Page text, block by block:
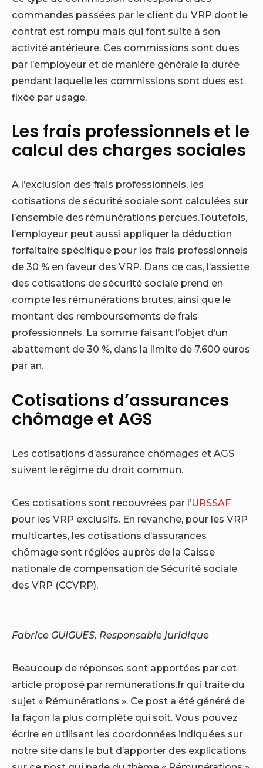
commandes passées par le client du VRP dont le
contrat est rompu mais qui font suite à son
activité antérieure. Ces commissions sont dues
par l’employeur et de manière générale la durée
pendant laquelle les commissions sont dues est
fixée par usage.
Les frais professionnels et le
calcul des charges sociales
A l’exclusion des frais professionnels, les
cotisations de sécurité sociale sont calculées sur
l’ensemble des rémunérations perçues.Toutefois,
l’employeur peut aussi appliquer la déduction
forfaitaire spécifique pour les frais professionnels
de 30 % en faveur des VRP. Dans ce cas, l’assiette
des cotisations de sécurité sociale prend en
compte les rémunérations brutes, ainsi que le
montant des remboursements de frais
professionnels. La somme faisant l’objet d’un
abattement de 30 %, dans la limite de 7.600 euros
par an.
Cotisations d’assurances
chômage et AGS
Les cotisations d’assurance chômages et AGS
suivent le régime du droit commun.
Ces cotisations sont recouvrées par l’URSSAF
pour les VRP exclusifs. En revanche, pour les VRP
multicartes, les cotisations d’assurances
chômage sont réglées auprès de la Caisse
nationale de compensation de Sécurité sociale
des VRP (CCVRP).
Fabrice GUIGUES, Responsable juridique
Beaucoup de réponses sont apportées par cet
article proposé par remunerations.fr qui traite du
sujet « Rémunérations ». Ce post a été généré de
la façon la plus complète qui soit. Vous pouvez
écrire en utilisant les coordonnées indiquées sur
notre site dans le but d’apporter des explications